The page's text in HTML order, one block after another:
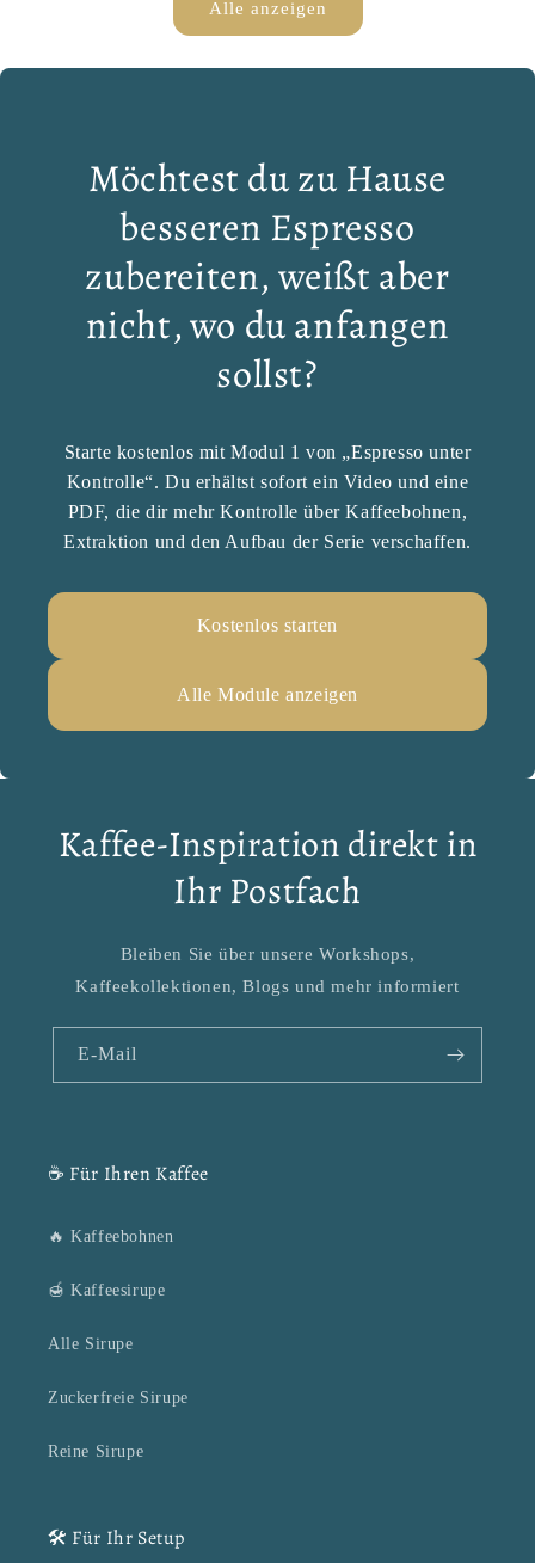
Alle anzeigen
Möchtest du zu Hause
besseren Espresso
zubereiten, weißt aber
nicht, wo du anfangen
sollst?
Starte kostenlos mit Modul 1 von „Espresso unter
Kontrolle“. Du erhältst sofort ein Video und eine
PDF, die dir mehr Kontrolle über Kaffeebohnen,
Extraktion und den Aufbau der Serie verschaffen.
Kostenlos starten
Alle Module anzeigen
Kaffee-Inspiration direkt in
Ihr Postfach
Bleiben Sie über unsere Workshops,
Kaffeekollektionen, Blogs und mehr informiert
E-Mail
☕ Für Ihren Kaffee
🔥 Kaffeebohnen
🍯 Kaffeesirupe
Alle Sirupe
Zuckerfreie Sirupe
Reine Sirupe
🛠️ Für Ihr Setup